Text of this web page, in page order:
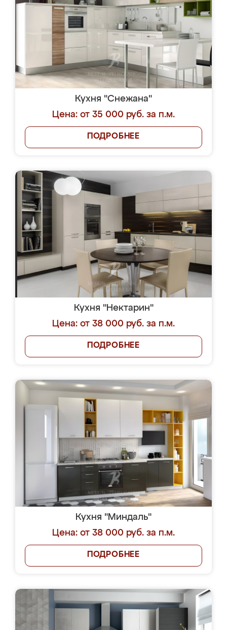
Кухня "Снежана"
Цена: от 35 000 руб. за п.м.
ПОДРОБНЕЕ
Кухня "Нектарин"
Цена: от 38 000 руб. за п.м.
ПОДРОБНЕЕ
Кухня "Миндаль"
Цена: от 38 000 руб. за п.м.
ПОДРОБНЕЕ